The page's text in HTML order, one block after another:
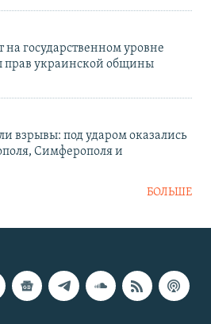
государственном уровне
прав украинской общины
взрывы: под ударом оказались
Симферополя и
БОЛЬШЕ